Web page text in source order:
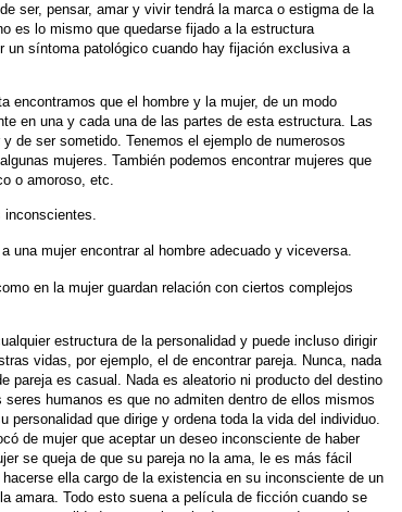
ser, pensar, amar y vivir tendrá la marca o estigma de la
es lo mismo que quedarse fijado a la estructura
un síntoma patológico cuando hay fijación exclusiva a
encontramos que el hombre y la mujer, de un modo
en una y cada una de las partes de esta estructura. Las
y de ser sometido. Tenemos el ejemplo de numerosos
mujeres. También podemos encontrar mujeres que
o amoroso, etc.
inconscientes.
una mujer encontrar al hombre adecuado y viceversa.
en la mujer guardan relación con ciertos complejos
estructura de la personalidad y puede incluso dirigir
vidas, por ejemplo, el de encontrar pareja. Nunca, nada
pareja es casual. Nada es aleatorio ni producto del destino
seres humanos es que no admiten dentro de ellos mismos
personalidad que dirige y ordena toda la vida del individuo.
de mujer que aceptar un deseo inconsciente de haber
se queja de que su pareja no la ama, le es más fácil
ella cargo de la existencia en su inconsciente de un
amara. Todo esto suena a película de ficción cuando se